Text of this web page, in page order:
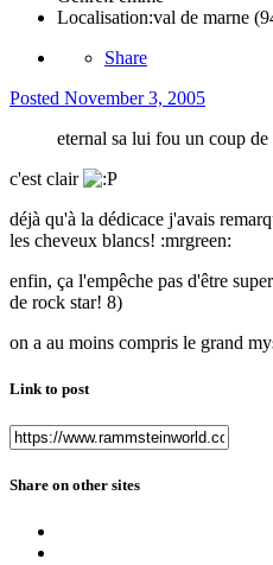
Localisation:val de marne
Share
Posted November 3, 2005
eternal sa lui fou un coup
c'est clair
déjà qu'à la dédicace j'avais
les cheveux blancs! :mrgreen:
enfin, ça l'empêche pas d'être
de rock star! 8)
on a au moins compris le grand
Link to post
Share on other sites